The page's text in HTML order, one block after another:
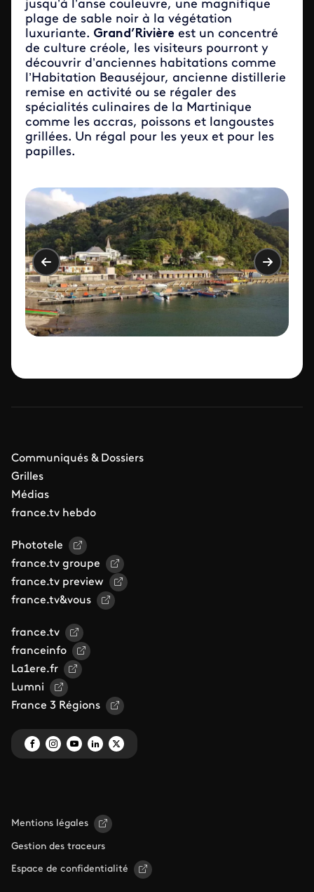
jusqu’à l’anse couleuvre, une magnifique
plage de sable noir à la végétation
luxuriante. Grand’Rivière est un concentré
de culture créole, les visiteurs pourront y
découvrir d’anciennes habitations comme
l’Habitation Beauséjour, ancienne distillerie
remise en activité ou se régaler des
spécialités culinaires de la Martinique
comme les accras, poissons et langoustes
grillées. Un régal pour les yeux et pour les
papilles.
Communiqués & Dossiers
Grilles
Médias
france.tv hebdo
Phototele
france.tv groupe
france.tv preview
france.tv&vous
france.tv
franceinfo
La1ere.fr
Lumni
France 3 Régions
Mentions légales
Gestion des traceurs
Espace de confidentialité